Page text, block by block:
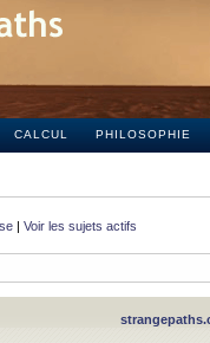
CALCUL PHILOSOPHIE
| Voir les sujets actifs